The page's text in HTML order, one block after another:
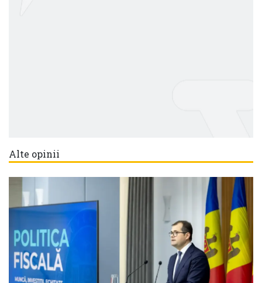
Alte opinii